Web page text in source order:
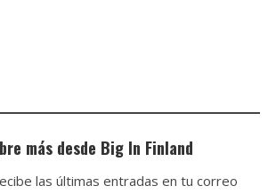
más desde Big In Finland
las últimas entradas en tu correo